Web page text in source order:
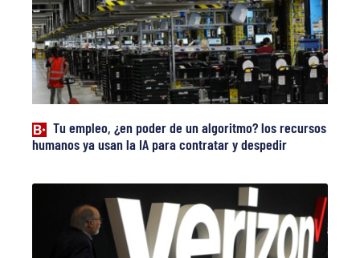
Tu empleo, ¿en poder de un algoritmo? los recursos
humanos ya usan la IA para contratar y despedir